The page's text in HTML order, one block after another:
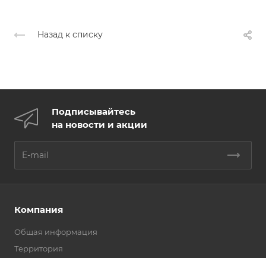
Назад к списку
Подписывайтесь
на новости и акции
Компания
Общая информация
Территория